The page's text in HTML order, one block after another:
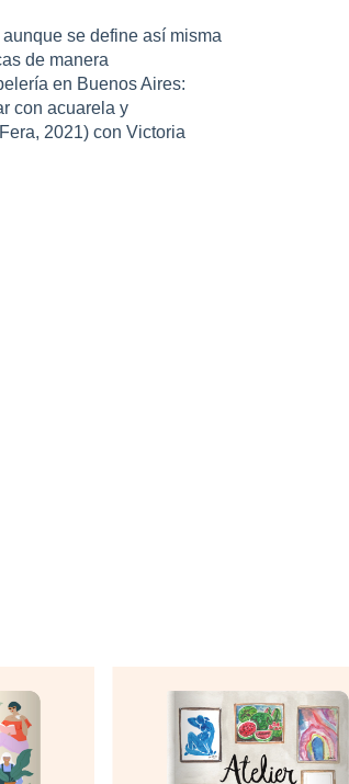
se define así misma
de manera
en Buenos Aires:
con acuarela y
2021) con Victoria